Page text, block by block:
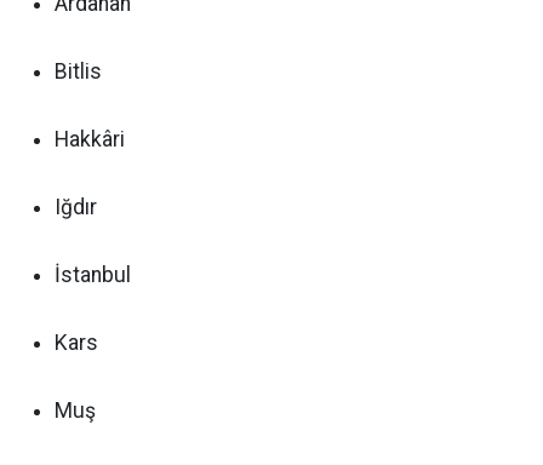
Bitlis
Hakkâri
Iğdır
İstanbul
Kars
Muş